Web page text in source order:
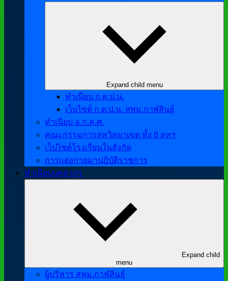
Expand child menu
ทำเนียบ ก.ต.ป.น.
เว็บไซต์ ก.ต.ป.น. สพม.กาฬสินธุ์
ทำเนียบ อ.ก.ค.ศ.
คณะกรรมการสหวิทยาเขต ทั้ง 8 สหฯ
เว็ปไซต์โรงเรียนในสังกัด
การแต่งกายมาปฏิบัติราชการ
ทำเนียบบุคลากร
Expand child
menu
ผู้บริหาร สพม.กาฬสินธุ์